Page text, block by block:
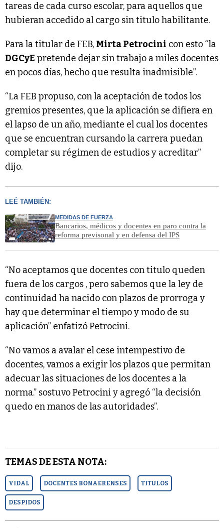
tareas de cada curso escolar, para aquellos que
hubieran accedido al cargo sin titulo habilitante.
Para la titular de FEB, Mirta Petrocini con esto “la
DGCyE pretende dejar sin trabajo a miles docentes
en pocos días, hecho que resulta inadmisible”.
“La FEB propuso, con la aceptación de todos los
gremios presentes, que la aplicación se difiera en
el lapso de un año, mediante el cual los docentes
que se encuentran cursando la carrera puedan
completar su régimen de estudios y acreditar”
dijo.
LEÉ TAMBIÉN:
MEDIDAS DE FUERZA
Bancarios, médicos y docentes en paro contra la
reforma previsonal y en defensa del IPS
“No aceptamos que docentes con titulo queden
fuera de los cargos , pero sabemos que la ley de
continuidad ha nacido con plazos de prorroga y
hay que determinar el tiempo y modo de su
aplicación” enfatizó Petrocini.
“No vamos a avalar el cese intempestivo de
docentes, vamos a exigir los plazos que permitan
adecuar las situaciones de los docentes a la
norma.” sostuvo Petrocini y agregó “la decisión
quedo en manos de las autoridades”.
TEMAS DE ESTA NOTA:
VIDAL DOCENTES BONAERENSES TITULOS
DESPIDOS